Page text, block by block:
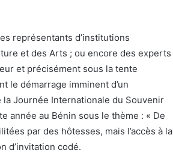
représentants d’institutions
et des Arts ; ou encore des experts
et précisément sous la tente
le démarrage imminent d’un
la Journée Internationale du Souvenir
année au Bénin sous le thème : « De
par des hôtesses, mais l’accès à la
d’invitation codé.